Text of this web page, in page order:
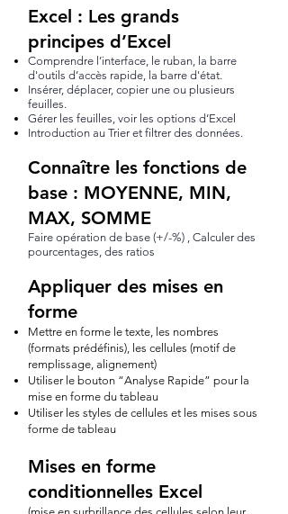
Excel : Les grands
principes d’Excel
Comprendre l’interface, le ruban, la barre
d'outils d’accès rapide, la barre d'état.
Insérer, déplacer, copier une ou plusieurs
feuilles.
Gérer les feuilles, voir les options d’Excel
Introduction au Trier et filtrer des données.
Connaître les fonctions de
base : MOYENNE, MIN,
MAX, SOMME
Faire opération de base (+/-%) , Calculer des
pourcentages, des ratios
Appliquer des mises en
forme
Mettre en forme le texte, les nombres
(formats prédéfinis), les cellules (motif de
remplissage, alignement)
Utiliser le bouton “Analyse Rapide” pour la
mise en forme du tableau
Utiliser les styles de cellules et les mises sous
forme de tableau
Mises en forme
conditionnelles Excel